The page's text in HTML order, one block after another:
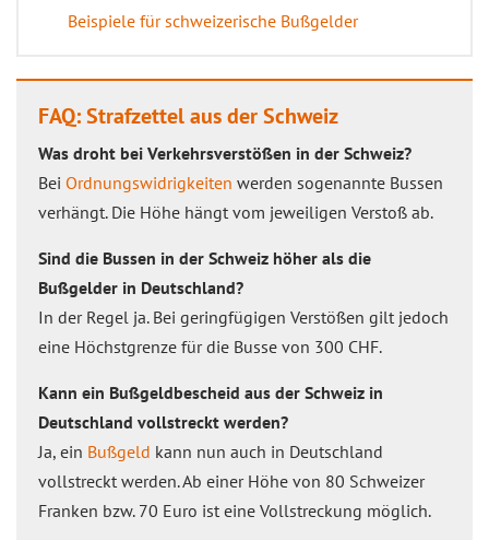
Beispiele für schweizerische Bußgelder
FAQ: Strafzettel aus der Schweiz
Was droht bei Verkehrsverstößen in der Schweiz?
Bei Ordnungswidrigkeiten werden sogenannte Bussen
verhängt. Die Höhe hängt vom jeweiligen Verstoß ab.
Sind die Bussen in der Schweiz höher als die
Bußgelder in Deutschland?
In der Regel ja. Bei geringfügigen Verstößen gilt jedoch
eine Höchstgrenze für die Busse von 300 CHF.
Kann ein Bußgeldbescheid aus der Schweiz in
Deutschland vollstreckt werden?
Ja, ein Bußgeld kann nun auch in Deutschland
vollstreckt werden. Ab einer Höhe von 80 Schweizer
Franken bzw. 70 Euro ist eine Vollstreckung möglich.